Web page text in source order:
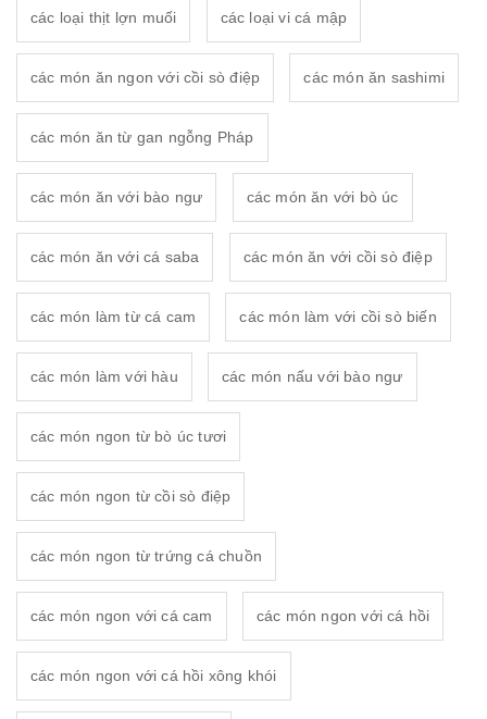
các loại thịt lợn muối các loại vi cá mập
các món ăn ngon với cồi sò điệp các món ăn sashimi
các món ăn từ gan ngỗng Pháp
các món ăn với bào ngư các món ăn với bò úc
các món ăn với cá saba các món ăn với cồi sò điệp
các món làm từ cá cam các món làm với cồi sò biến
các món làm với hàu các món nấu với bào ngư
các món ngon từ bò úc tươi
các món ngon từ cồi sò điệp
các món ngon từ trứng cá chuồn
các món ngon với cá cam các món ngon với cá hồi
các món ngon với cá hồi xông khói